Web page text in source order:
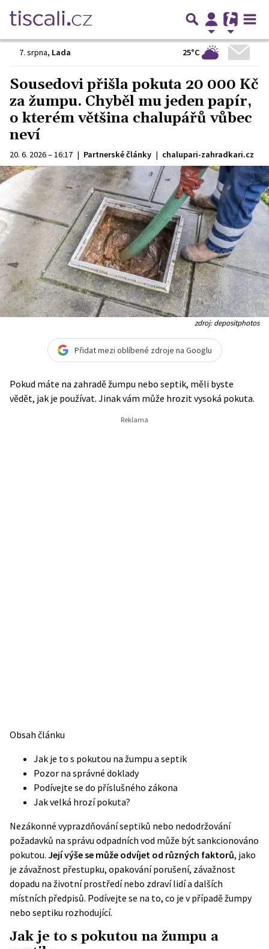
7. srpna, Lada 25°C
Sousedovi přišla pokuta 20 000 Kč
za žumpu. Chyběl mu jeden papír,
o kterém většina chalupářů vůbec
neví
20. 6. 2026 – 16:17 | Partnerské články | chalupari-zahradkari.cz
zdroj: depositphotos
Přidat mezi oblíbené zdroje na Googlu
Pokud máte na zahradě žumpu nebo septik, měli byste
vědět, jak je používat. Jinak vám může hrozit vysoká pokuta.
Obsah článku
Jak je to s pokutou na žumpu a septik
Pozor na správné doklady
Podívejte se do příslušného zákona
Jak velká hrozí pokuta?
Nezákonné vyprazdňování septiků nebo nedodržování
požadavků na správu odpadních vod může být sankcionováno
pokutou. Její výše se může odvíjet od různých faktorů, jako
je závažnost přestupku, opakování porušení, závažnost
dopadu na životní prostředí nebo zdraví lidí a dalších
místních předpisů. Podívejte se na to, co je v případě žumpy
nebo septiku rozhodující.
Jak je to s pokutou na žumpu a